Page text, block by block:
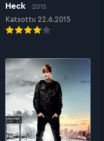
Heck
2015
Katsottu 22.6.2015